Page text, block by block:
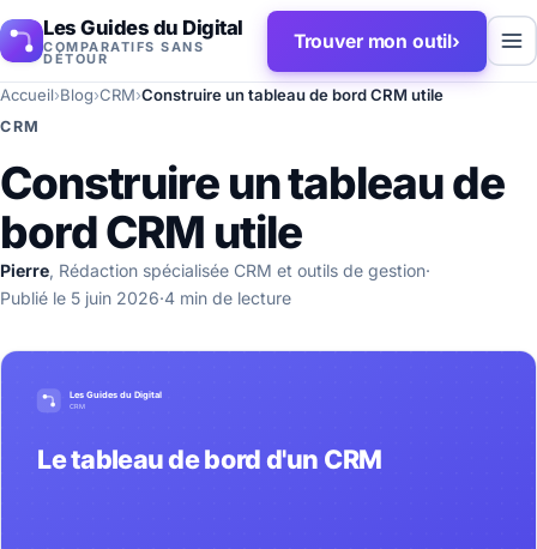
Les Guides du Digital
COMPARATIFS SANS
DÉTOUR
Trouver mon outil›
Accueil›Blog›CRM›Construire un tableau de bord CRM utile
CRM
Construire un tableau de
bord CRM utile
Pierre, Rédaction spécialisée CRM et outils de gestion·
Publié le 5 juin 2026·4 min de lecture